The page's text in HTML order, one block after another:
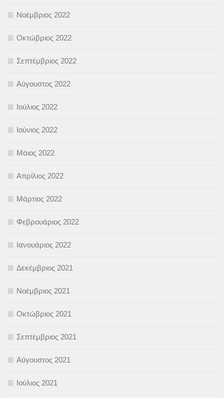
Νοέμβριος 2022
Οκτώβριος 2022
Σεπτέμβριος 2022
Αύγουστος 2022
Ιούλιος 2022
Ιούνιος 2022
Μάιος 2022
Απρίλιος 2022
Μάρτιος 2022
Φεβρουάριος 2022
Ιανουάριος 2022
Δεκέμβριος 2021
Νοέμβριος 2021
Οκτώβριος 2021
Σεπτέμβριος 2021
Αύγουστος 2021
Ιούλιος 2021